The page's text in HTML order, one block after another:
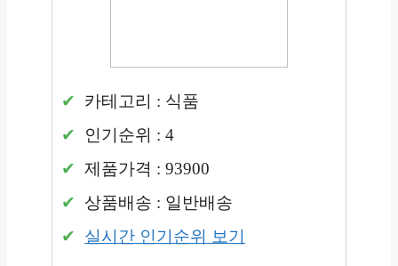
카테고리 : 식품
인기순위 : 4
제품가격 : 93900
상품배송 : 일반배송
실시간 인기순위 보기